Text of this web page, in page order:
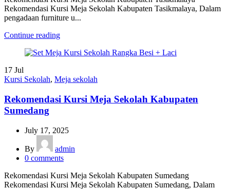
Rekomendasi Kursi Meja Sekolah Kabupaten Tasikmalaya, Dalam
pengadaan furniture u...
Continue reading
17 Jul
Kursi Sekolah, Meja sekolah
Rekomendasi Kursi Meja Sekolah Kabupaten
Sumedang
July 17, 2025
By
admin
0 comments
Rekomendasi Kursi Meja Sekolah Kabupaten Sumedang
Rekomendasi Kursi Meja Sekolah Kabupaten Sumedang, Dalam